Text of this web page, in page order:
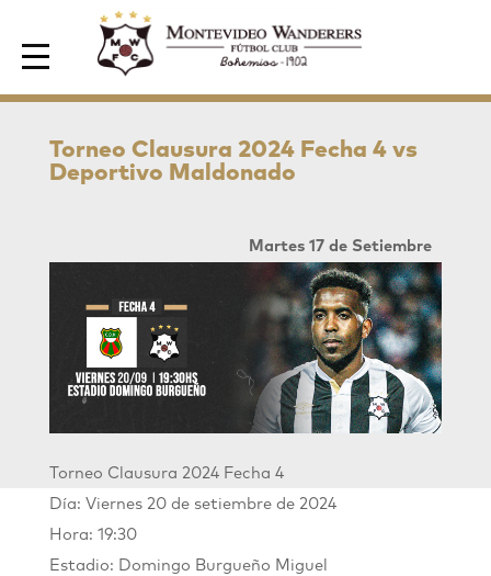
Area de Socios
Torneo Clausura 2024 Fecha 4 vs
Deportivo Maldonado
Martes 17 de Setiembre
Torneo Clausura 2024 Fecha 4
Día: Viernes 20 de setiembre de 2024
Hora: 19:30
Estadio: Domingo Burgueño Miguel